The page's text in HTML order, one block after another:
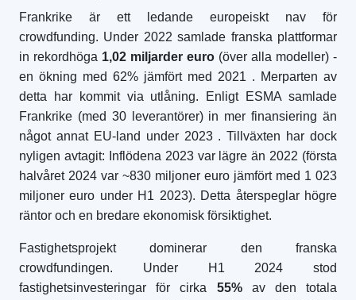
Frankrike är ett ledande europeiskt nav för
crowdfunding. Under 2022 samlade franska plattformar
in rekordhöga 1,02 miljarder euro (över alla modeller) -
en ökning med 62% jämfört med 2021 . Merparten av
detta har kommit via utlåning. Enligt ESMA samlade
Frankrike (med 30 leverantörer) in mer finansiering än
något annat EU-land under 2023 . Tillväxten har dock
nyligen avtagit: Inflödena 2023 var lägre än 2022 (första
halvåret 2024 var ~830 miljoner euro jämfört med 1 023
miljoner euro under H1 2023). Detta återspeglar högre
räntor och en bredare ekonomisk försiktighet.
Fastighetsprojekt dominerar den franska
crowdfundingen. Under H1 2024 stod
fastighetsinvesteringar för cirka 55%av den totala